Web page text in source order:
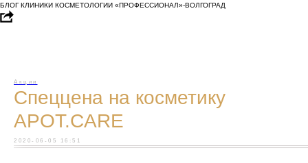
БЛОГ КЛИНИКИ КОСМЕТОЛОГИИ «ПРОФЕССИОНАЛ»-ВОЛГОГРАД
Акции
Спеццена на косметику
APOT.CARE
2020-06-05 16:51